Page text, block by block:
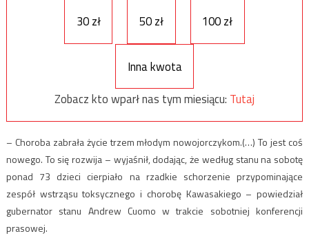
30 zł 50 zł 100 zł
Inna kwota
Zobacz kto wparł nas tym miesiącu: Tutaj
– Choroba zabrała życie trzem młodym nowojorczykom.(…) To jest coś
nowego. To się rozwija – wyjaśnił, dodając, że według stanu na sobotę
ponad 73 dzieci cierpiało na rzadkie schorzenie przypominające
zespół wstrząsu toksycznego i chorobę Kawasakiego – powiedział
gubernator stanu Andrew Cuomo w trakcie sobotniej konferencji
prasowej.